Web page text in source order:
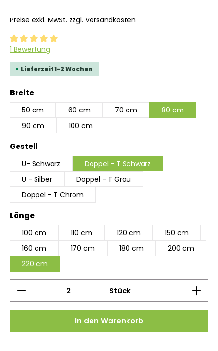
Preise exkl. MwSt. zzgl. Versandkosten
Durchschnittliche Bewertung von 5 von 5 Sternen
1 Bewertung
Lieferzeit 1-2 Wochen
Breiteauswählen
50 cm 60 cm 70 cm
80 cm
90 cm
100 cm
Gestell
U- Schwarz
Doppel - T Schwarz
U - Silber
Doppel - T Grau
Doppel - T Chrom
Längeauswählen
100 cm 110 cm 120 cm
150 cm
160 cm
170 cm 180 cm
200 cm
220 cm
Produkt Anzahl: Gib den gewünschten Wert
Stück
In den Warenkorb